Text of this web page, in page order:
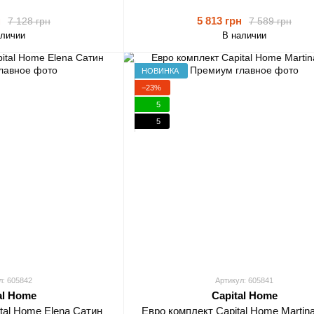
7 128 грн 7 589 грн
5 813 грн
В наличии
605842
Home
Home Elena Сатин
НОВИНКА
−23%
5
5
Артикул: 605841
Capital Home
Евро комплект Capital Home